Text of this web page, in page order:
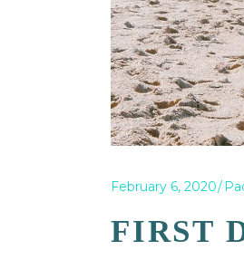
February 6, 2020
FIRST